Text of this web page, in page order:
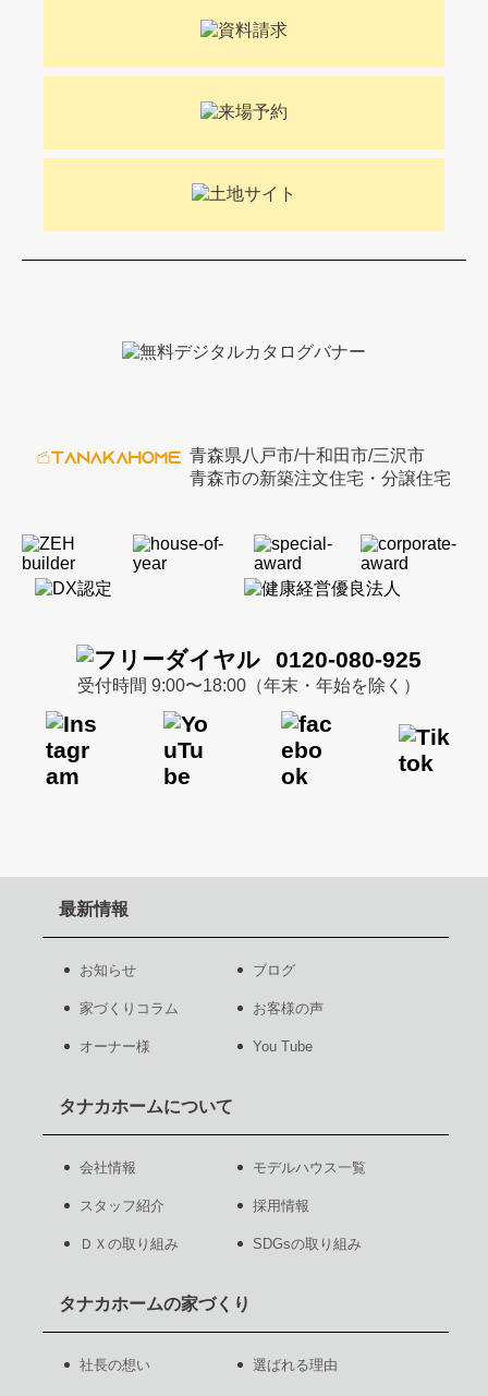
青森県八戸市/十和田市/三沢市
青森市の新築注文住宅・分譲住宅
0120-080-925
受付時間 9:00〜18:00（年末・年始を除く）
最新情報
お知らせ ブログ
家づくりコラム お客様の声
オーナー様 You Tube
タナカホームについて
会社情報 モデルハウス一覧
スタッフ紹介 採用情報
ＤＸの取り組み SDGsの取り組み
タナカホームの家づくり
社長の想い 選ばれる理由